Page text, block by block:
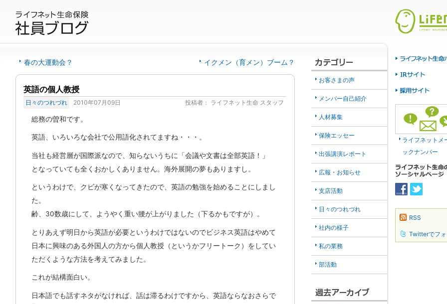
春の大運動会？ イクメン（育メン）ブーム？
英語の個人教授
日々のつれづれ 2010年07月09日 投稿者： ライフネット生命 スタッフ
総務の曽和です。
英語、いろいろな会社で公用語化されてますね・・・。
当社も経営層が国際派なので、知らないうちに「会議や文書は全部英語！」
となっていても全くおかしくありません。海外展開の夢もありますし。
というわけで、クビが寒くなってきたので、英語の勉強を始めることにしまし
た。
齢、30数歳にして、ようやく重い腰が上がりました（下るかもですが）。
とりあえず明日から英語が必要というわけではないのでビジネス英語はやめて
日本に興味のある外国人の方から個人教授（というかフリートーク）をしてい
ただくような方法を考えてみました。
これが結構面白い。
日本語でも話すネタがなければ、話は滞るわけですから、英語ならなおさらで
お客さまの声
メンバー自己紹介
人材募集
保険エッセー
出張講演レポート
広報・お知らせ
支店活動
日々のつれづれ
社内の様子
私の業務
部活動
ライフネットメ
ックナンバー
RSS
Twitterでフ